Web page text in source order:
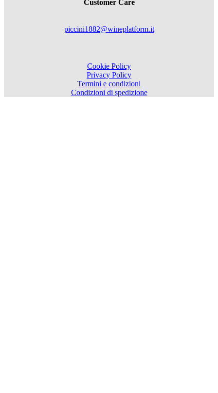
Customer Care
piccini1882@wineplatform.it
Cookie Policy
Privacy Policy
Termini e condizioni
Condizioni di spedizione